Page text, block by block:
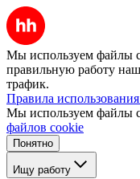
Мы используем файлы
правильную работу
трафик.
Правила
Мы используем файлы
файлов cookie
Понятно
Ищу работу